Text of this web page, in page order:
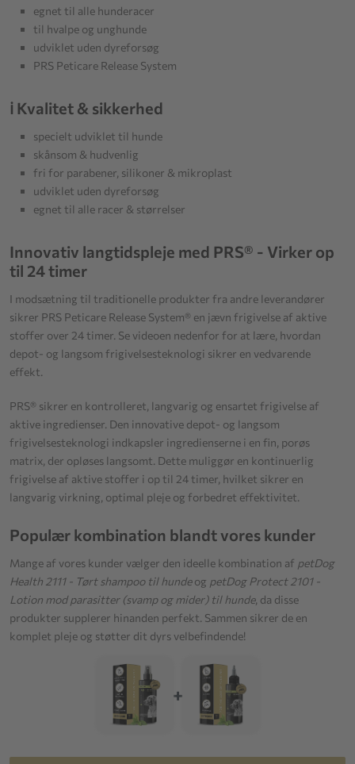
egnet til alle hunderacer
til hvalpe og unghunde
udviklet uden dyreforsøg
PRS Peticare Release System
ℹ️ Kvalitet & sikkerhed
specielt udviklet til hunde
skånsom & hudvenlig
fri for parabener, silikoner & mikroplast
udviklet uden dyreforsøg
egnet til alle racer & størrelser
Innovativ langtidspleje med PRS® - Virker op
til 24 timer
I modsætning til traditionelle produkter fra andre leverandører
sikrer PRS Peticare Release System® en jævn frigivelse af aktive
stoffer over 24 timer. Se videoen nedenfor for at lære, hvordan
depot- og langsom frigivelsesteknologi sikrer en vedvarende
effekt.
PRS® sikrer en kontrolleret, langvarig og ensartet frigivelse af
aktive ingredienser. Den innovative depot- og langsom
frigivelsesteknologi indkapsler ingredienserne i en fin, porøs
matrix, der opløses langsomt. Dette muliggør en kontinuerlig
frigivelse af aktive stoffer i op til 24 timer, hvilket sikrer en
langvarig virkning, optimal pleje og forbedret effektivitet.
Populær kombination blandt vores kunder
Mange af vores kunder vælger den ideelle kombination af petDog
Health 2111 - Tørt shampoo til hundeog petDog Protect 2101 -
Lotion mod parasitter (svamp og mider) til hunde, da disse
produkter supplerer hinanden perfekt. Sammen sikrer de en
komplet pleje og støtter dit dyrs velbefindende!
+